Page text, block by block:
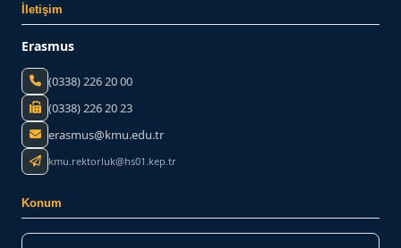
İletişim
Erasmus
(0338) 226 20 00
(0338) 226 20 23
erasmus@kmu.edu.tr
kmu.rektorluk@hs01.kep.tr
Konum